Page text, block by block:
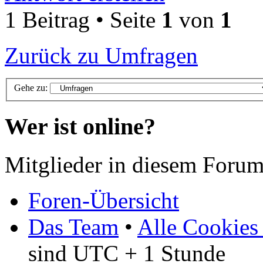
1 Beitrag • Seite 1 von 1
Zurück zu Umfragen
Gehe zu:
Wer ist online?
Mitglieder in diesem
Foren-Übersicht
Das Team • Alle Cookies
sind UTC + 1 Stunde